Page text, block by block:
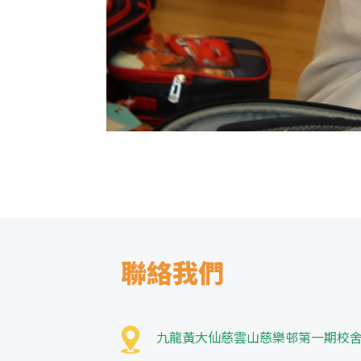
聯絡我們
九龍黃大仙慈雲山慈樂邨第一期校